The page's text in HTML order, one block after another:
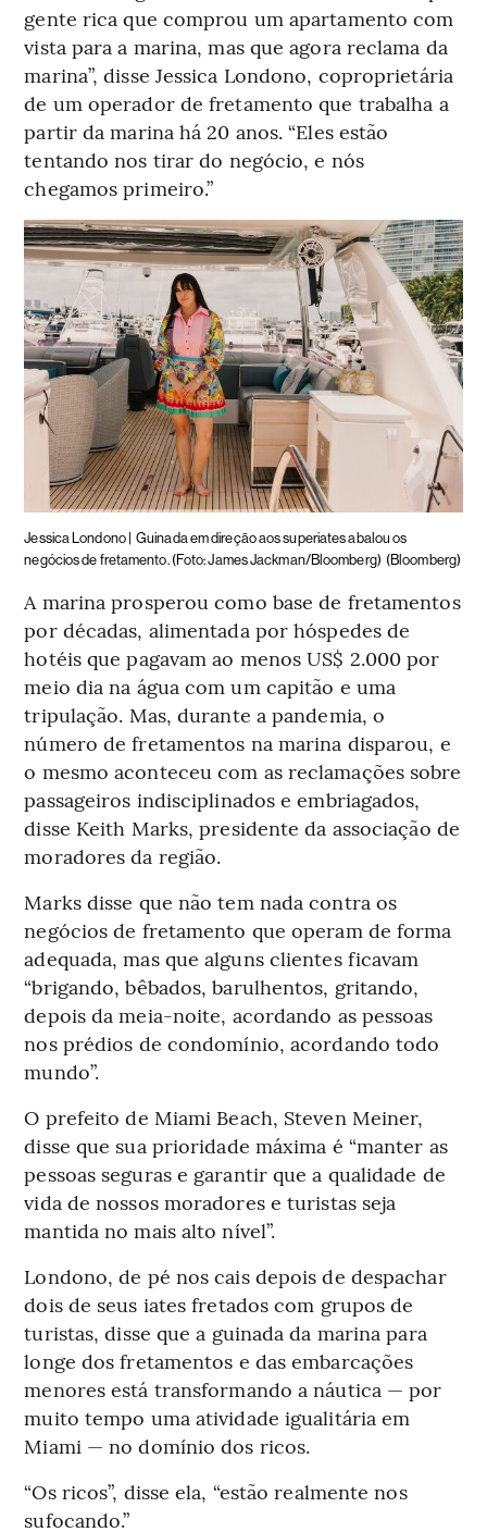
gente rica que comprou um apartamento com
vista para a marina, mas que agora reclama da
marina”, disse Jessica Londono, coproprietária
de um operador de fretamento que trabalha a
partir da marina há 20 anos. “Eles estão
tentando nos tirar do negócio, e nós
chegamos primeiro.”
Jessica Londono |
Guinada em direção aos superiates abalou os
negócios de fretamento. (Foto: James Jackman/Bloomberg) (Bloomberg)
A marina prosperou como base de fretamentos
por décadas, alimentada por hóspedes de
hotéis que pagavam ao menos US$ 2.000 por
meio dia na água com um capitão e uma
tripulação. Mas, durante a pandemia, o
número de fretamentos na marina disparou, e
o mesmo aconteceu com as reclamações sobre
passageiros indisciplinados e embriagados,
disse Keith Marks, presidente da associação de
moradores da região.
Marks disse que não tem nada contra os
negócios de fretamento que operam de forma
adequada, mas que alguns clientes ficavam
“brigando, bêbados, barulhentos, gritando,
depois da meia-noite, acordando as pessoas
nos prédios de condomínio, acordando todo
mundo”.
O prefeito de Miami Beach, Steven Meiner,
disse que sua prioridade máxima é “manter as
pessoas seguras e garantir que a qualidade de
vida de nossos moradores e turistas seja
mantida no mais alto nível”.
Londono, de pé nos cais depois de despachar
dois de seus iates fretados com grupos de
turistas, disse que a guinada da marina para
longe dos fretamentos e das embarcações
menores está transformando a náutica — por
muito tempo uma atividade igualitária em
Miami — no domínio dos ricos.
“Os ricos”, disse ela, “estão realmente nos
sufocando.”